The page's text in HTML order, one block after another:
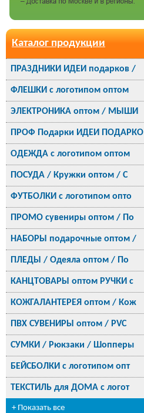
Каталог продукции
ПРАЗДНИКИ ИДЕИ подарков /
ФЛЕШКИ с логотипом оптом
ЭЛЕКТРОНИКА оптом / МЫШИ
ПРОФ Подарки ИДЕИ ПОДАРКО
ОДЕЖДА с логотипом оптом
ПОСУДА / Кружки оптом / С
ФУТБОЛКИ с логотипом опто
ПРОМО сувениры оптом / По
НАБОРЫ подарочные оптом /
ПЛЕДЫ / Одеяла оптом / По
КАНЦТОВАРЫ оптом РУЧКИ с
КОЖГАЛАНТЕРЕЯ оптом / Кож
ПВХ СУВЕНИРЫ оптом / PVC
СУМКИ / Рюкзаки / Шопперы
БЕЙСБОЛКИ с логотипом опт
ТЕКСТИЛЬ для ДОМА с логот
+ Показать все